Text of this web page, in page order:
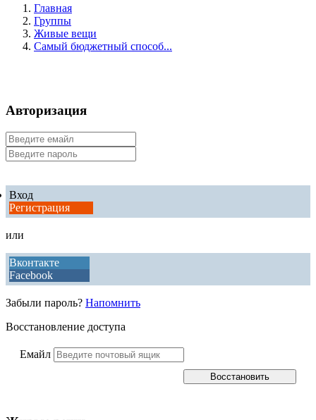
Главная
Группы
Живые вещи
Самый бюджетный способ...
Авторизация
Вход
Регистрация
или
Вконтакте
Facebook
Забыли пароль? Напомнить
Восстановление доступа
Емайл